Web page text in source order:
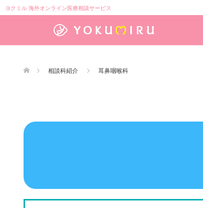
ヨクミル 海外オンライン医療相談サービス
相談科紹介 耳鼻咽喉科